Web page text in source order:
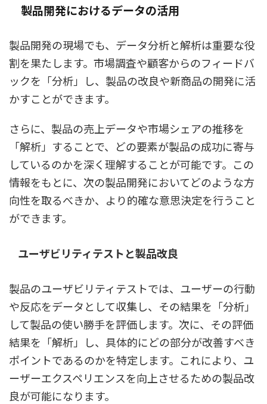
製品開発におけるデータの活用
製品開発の現場でも、データ分析と解析は重要な役
割を果たします。市場調査や顧客からのフィードバ
ックを「分析」し、製品の改良や新商品の開発に活
かすことができます。
さらに、製品の売上データや市場シェアの推移を
「解析」することで、どの要素が製品の成功に寄与
しているのかを深く理解することが可能です。この
情報をもとに、次の製品開発においてどのような方
向性を取るべきか、より的確な意思決定を行うこと
ができます。
ユーザビリティテストと製品改良
製品のユーザビリティテストでは、ユーザーの行動
や反応をデータとして収集し、その結果を「分析」
して製品の使い勝手を評価します。次に、その評価
結果を「解析」し、具体的にどの部分が改善すべき
ポイントであるのかを特定します。これにより、ユ
ーザーエクスペリエンスを向上させるための製品改
良が可能になります。